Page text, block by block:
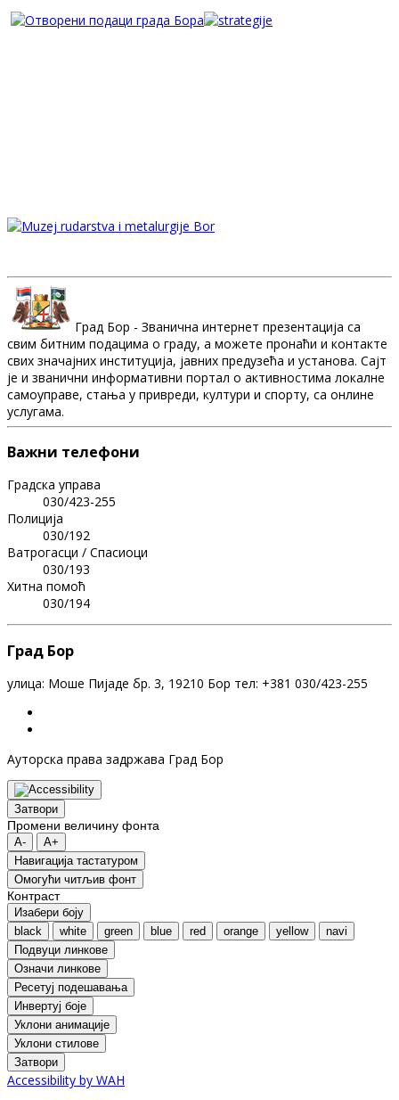
Град Бор - Званична интернет презентација са
свим битним подацима о граду, а можете пронаћи и контакте
свих значајних институција, јавних предузећа и установа. Сајт
је и званични информативни портал о активностима локалне
самоуправе, стања у привреди, култури и спорту, са онлине
услугама.
Важни телефони
Градска управа
030/423-255
Полиција
030/192
Ватрогасци / Спасиоци
030/193
Хитна помоћ
030/194
Град Бор
улица: Моше Пијаде бр. 3, 19210 Бор тел: +381 030/423-255
Ауторска права задржава Град Бор
Затвори
Промени величину фонта
A-
A+
Навигација тастатуром
Oмогући читљив фонт
Контраст
Изабери боју
black
white green blue red orange yellow
navi
Подвуци линкове
Означи линкове
Ресетуј подешавања
Инвертуј боје
Уклони анимације
Уклони стилове
Затвори
Accessibility by WAH